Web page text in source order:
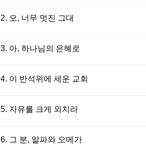
2. 오, 너무 멋진 그대
3. 아, 하나님의 은혜로
4. 이 반석위에 세운 교회
5. 자유를 크게 외치라
6. 그 분, 알파와 오메가